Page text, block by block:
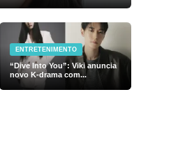
ENTRETENIMENTO
“Dive Into You”: Viki anuncia
novo K-drama com...